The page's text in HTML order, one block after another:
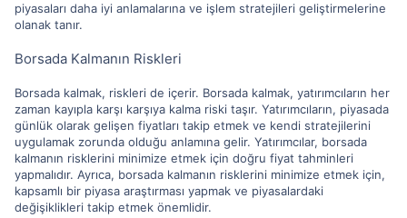
piyasaları daha iyi anlamalarına ve işlem stratejileri geliştirmelerine
olanak tanır.
Borsada Kalmanın Riskleri
Borsada kalmak, riskleri de içerir. Borsada kalmak, yatırımcıların her
zaman kayıpla karşı karşıya kalma riski taşır. Yatırımcıların, piyasada
günlük olarak gelişen fiyatları takip etmek ve kendi stratejilerini
uygulamak zorunda olduğu anlamına gelir. Yatırımcılar, borsada
kalmanın risklerini minimize etmek için doğru fiyat tahminleri
yapmalıdır. Ayrıca, borsada kalmanın risklerini minimize etmek için,
kapsamlı bir piyasa araştırması yapmak ve piyasalardaki
değişiklikleri takip etmek önemlidir.